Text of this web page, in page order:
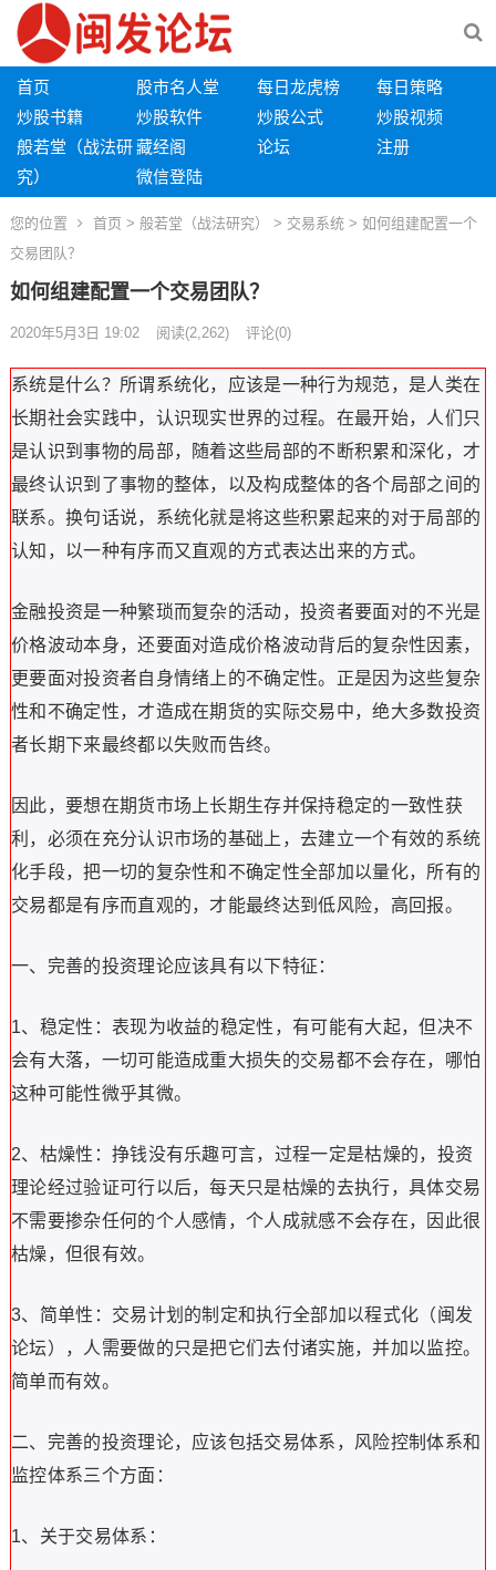
首页 股市名人堂 每日龙虎榜
每日策略
炒股书籍
炒股软件 炒股公式
炒股视频
般若堂（战法研
究）
藏经阁 论坛
注册
微信登陆
您的位置 首页 > 般若堂（战法研究） > 交易系统 > 如何组建配置一个
交易团队？
如何组建配置一个交易团队？
2020年5月3日 19:02 阅读(2,262) 评论(0)
系统是什么？所谓系统化，应该是一种行为规范，是人类在
长期社会实践中，认识现实世界的过程。在最开始，人们只
是认识到事物的局部，随着这些局部的不断积累和深化，才
最终认识到了事物的整体，以及构成整体的各个局部之间的
联系。换句话说，系统化就是将这些积累起来的对于局部的
认知，以一种有序而又直观的方式表达出来的方式。
金融投资是一种繁琐而复杂的活动，投资者要面对的不光是
价格波动本身，还要面对造成价格波动背后的复杂性因素，
更要面对投资者自身情绪上的不确定性。正是因为这些复杂
性和不确定性，才造成在期货的实际交易中，绝大多数投资
者长期下来最终都以失败而告终。
因此，要想在期货市场上长期生存并保持稳定的一致性获
利，必须在充分认识市场的基础上，去建立一个有效的系统
化手段，把一切的复杂性和不确定性全部加以量化，所有的
交易都是有序而直观的，才能最终达到低风险，高回报。
一、完善的投资理论应该具有以下特征：
1、稳定性：表现为收益的稳定性，有可能有大起，但决不
会有大落，一切可能造成重大损失的交易都不会存在，哪怕
这种可能性微乎其微。
2、枯燥性：挣钱没有乐趣可言，过程一定是枯燥的，投资
理论经过验证可行以后，每天只是枯燥的去执行，具体交易
不需要掺杂任何的个人感情，个人成就感不会存在，因此很
枯燥，但很有效。
3、简单性：交易计划的制定和执行全部加以程式化（闽发
论坛），人需要做的只是把它们去付诸实施，并加以监控。
简单而有效。
二、完善的投资理论，应该包括交易体系，风险控制体系和
监控体系三个方面：
1、关于交易体系：